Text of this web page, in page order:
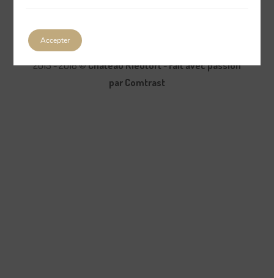
2015 - 2018 ©Château Rieutort-Fait avec passion
par Comtrast
Accepter